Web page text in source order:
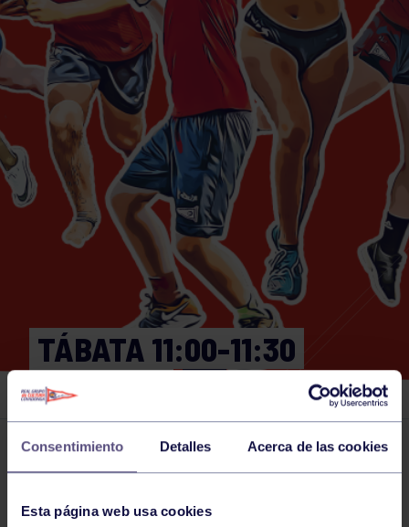
Consentimiento Detalles Acerca de las cookies
Esta página web usa cookies
TÁBATA 11:00-11:30
GIMNASIO